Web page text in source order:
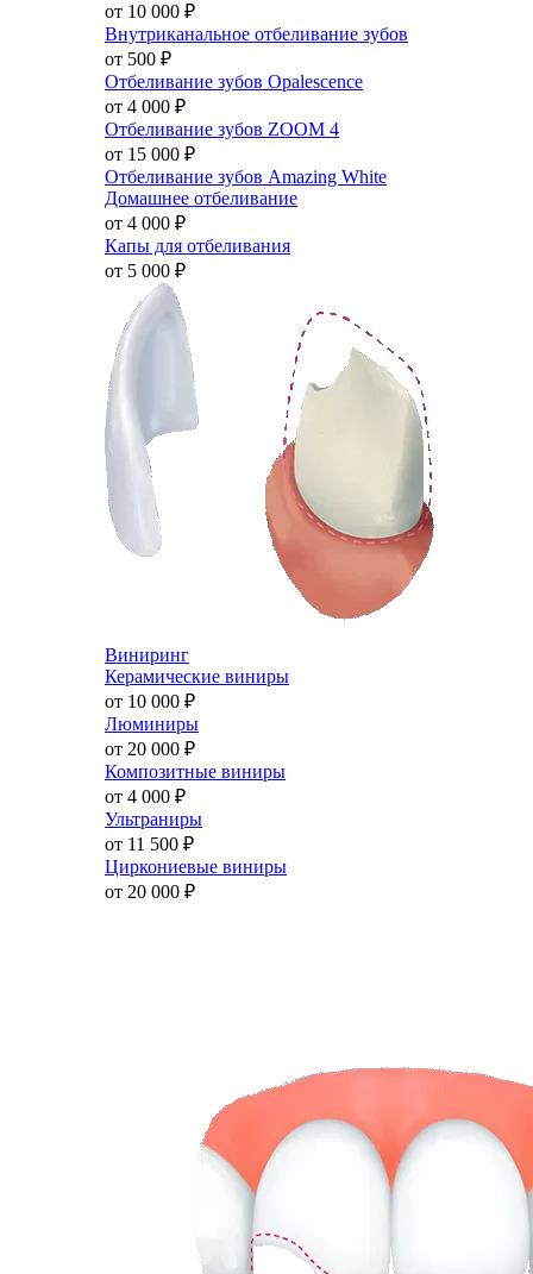
от 10 000 ₽
Внутриканальное отбеливание зубов
от 500 ₽
Отбеливание зубов Opalescence
от 4 000 ₽
Отбеливание зубов ZOOM 4
от 15 000 ₽
Отбеливание зубов Amazing White
Домашнее отбеливание
от 4 000 ₽
Капы для отбеливания
от 5 000 ₽
Виниринг
Керамические виниры
от 10 000 ₽
Люминиры
от 20 000 ₽
Композитные виниры
от 4 000 ₽
Ультраниры
от 11 500 ₽
Циркониевые виниры
от 20 000 ₽